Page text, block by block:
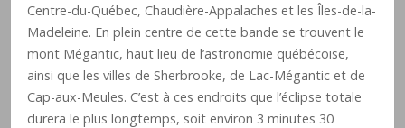
Centre-du-Québec, Chaudière-Appalaches et les Îles-de-la-
Madeleine. En plein centre de cette bande se trouvent le
mont Mégantic, haut lieu de l’astronomie québécoise,
ainsi que les villes de Sherbrooke, de Lac-Mégantic et de
Cap-aux-Meules. C’est à ces endroits que l’éclipse totale
durera le plus longtemps, soit environ 3 minutes 30